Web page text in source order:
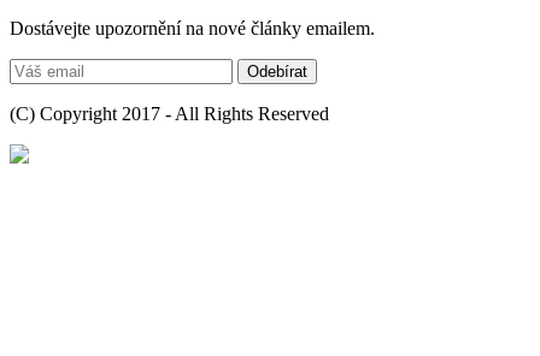
Dostávejte upozornění na nové články emailem.
(C) Copyright 2017 - All Rights Reserved